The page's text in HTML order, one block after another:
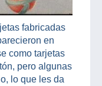
fabricadas
en
como tarjetas
pero algunas
lo que les da